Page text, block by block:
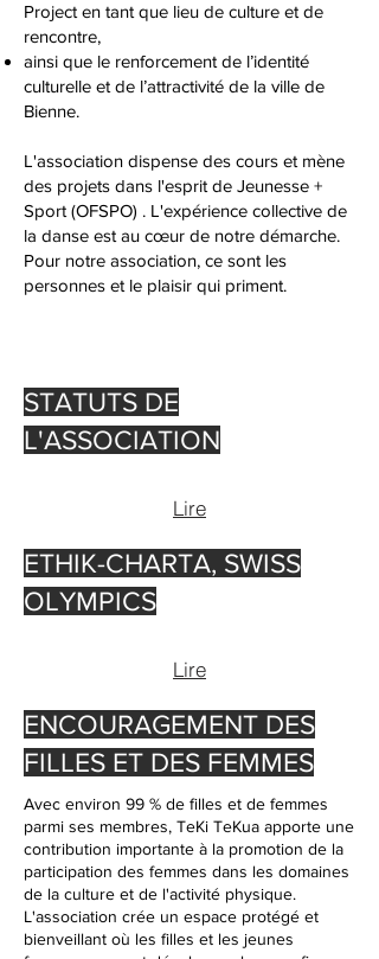
Project en tant que lieu de culture et de
rencontre,
ainsi que le renforcement de l’identité
culturelle et de l’attractivité de la ville de
Bienne.
​​L'association dispense des cours et mène
des projets dans l'esprit de Jeunesse +
Sport (OFSPO) . L'expérience collective de
la danse est au cœur de notre démarche.
Pour notre association, ce sont les
personnes et le plaisir qui priment.
STATUTS DE
L'ASSOCIATION
Lire
ETHIK-CHARTA, SWISS
OLYMPICS
Lire
ENCOURAGEMENT DES
FILLES ET DES FEMMES
Avec environ 99 % de filles et de femmes
parmi ses membres, TeKi TeKua apporte une
contribution importante à la promotion de la
participation des femmes dans les domaines
de la culture et de l'activité physique.
L'association crée un espace protégé et
bienveillant où les filles et les jeunes